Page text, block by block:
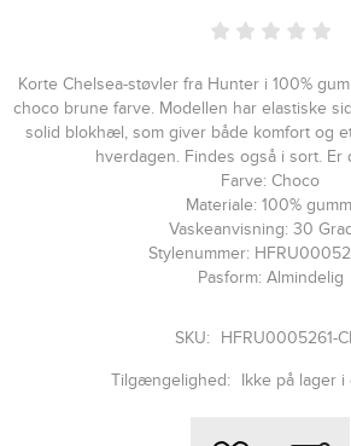
Korte Chelsea-støvler fra Hunter i 100%
choco brune farve. Modellen har elastiske
solid blokhæl, som giver både komfort og
hverdagen. Findes også i sort. Er
Farve: Choco
Materiale: 100%
Vaskeanvisning: 30
Stylenummer:
Pasform: Almindelig
SKU: HFRU0005261-
Tilgængelighed: Ikke på lager i